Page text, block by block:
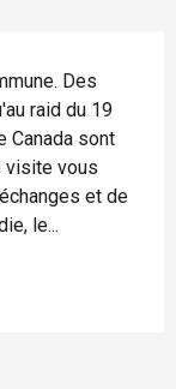
Des
raid du 19
Canada sont
visite vous
et de
le...